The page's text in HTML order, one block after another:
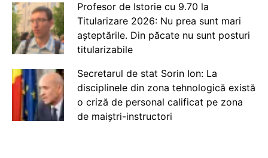
Profesor de Istorie cu 9.70 la
Titularizare 2026: Nu prea sunt mari
așteptările. Din păcate nu sunt posturi
titularizabile
Secretarul de stat Sorin Ion: La
disciplinele din zona tehnologică există
o criză de personal calificat pe zona
de maiștri-instructori